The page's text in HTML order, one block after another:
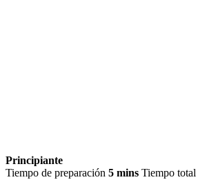
Principiante
Tiempo de preparación 5 mins Tiempo total